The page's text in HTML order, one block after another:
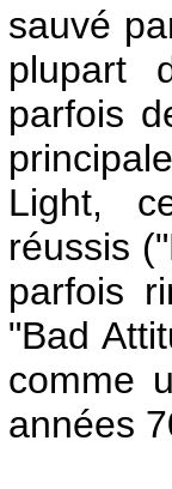
sauvé
plupart
parfois
Light,
réussis
parfois
"Bad
comme